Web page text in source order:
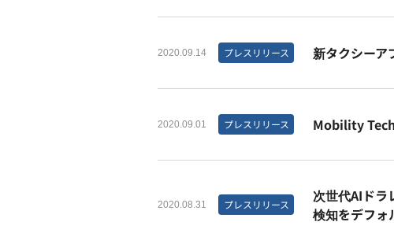
2020.09.14 プレスリリース 新タクシーア
2020.09.01 プレスリリース Mobility
2020.08.31 プレスリリース
次世代AIドラ
検知をデフォ